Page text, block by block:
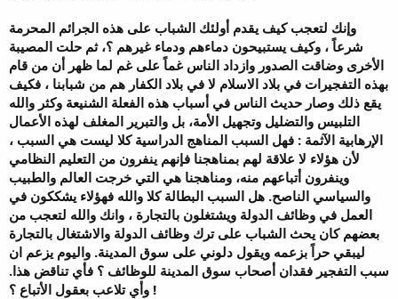
وإنك لتعجب كيف يقدم أولئك الشباب على هذه الجرائم المحرمة
شرعاً ، وكيف يستبيحون دماءهم ودماء غيرهم ؟، ثم حلت المصيبة
الأخرى وضاقت الصدور وازداد الناس غماً على غم لما ظهر أن من قام
بهذه التفجيرات في بلاد الاسلام لا في بلاد الكفار هم من شبابنا ، فكيف
يقع ذلك وصار حديث الناس في أسباب هذه الفعلة الشنيعة وكثر والله
التلبيس والتضليل وتجهيل الأمة، بل والتبرير المغلف لهذه الأعمال
الإرهابية الآثمة : فهل السبب المناهج الدراسية كلا ليست هي السبب ،
لأن هؤلاء لا علاقة لهم بمناهجنا فإنهم ينفرون من التعليم النظامي
وينفرون أتباعهم منه، ومناهجنا هي التي خرجت العالم والطبيب
والسياسي الناصح. هل السبب البطالة كلا والله فهؤلاء يشككون في
العمل في وظائف الدولة ويشتغلون بالتجارة ، وانك والله لتعجب من
بعضهم كان يحث الشباب على ترك وظائف الدولة والاشتغال بالتجارة
ليبقي حراً بزعمه ويقول دلوني على سوق المدينة. واليوم يزعم ان
سبب التفجير فقدان أصحاب سوق المدينة للوظائف ؟ فأي تناقض هذا.
وأي تلاعب بعقول الأتباع ؟ !